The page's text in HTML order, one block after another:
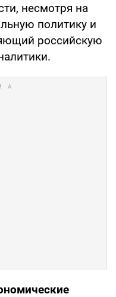
несмотря на
политику и
российскую